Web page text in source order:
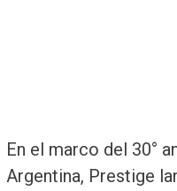
En el marco del 30°
Argentina, Prestige